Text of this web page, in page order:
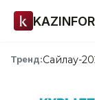
Тренд:Сайлау-